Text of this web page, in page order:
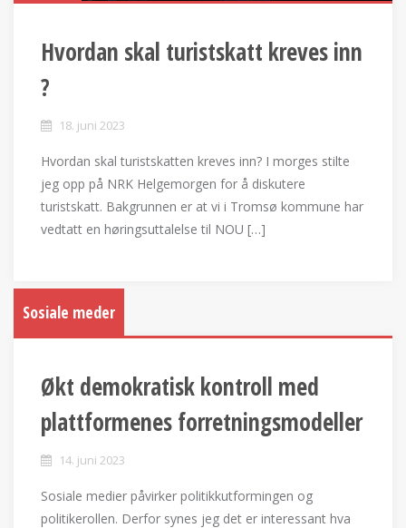
Hvordan skal turistskatt kreves inn
?
18. juni 2023
Hvordan skal turistskatten kreves inn? I morges stilte
jeg opp på NRK Helgemorgen for å diskutere
turistskatt. Bakgrunnen er at vi i Tromsø kommune har
vedtatt en høringsuttalelse til NOU […]
Sosiale meder
Økt demokratisk kontroll med
plattformenes forretningsmodeller
14. juni 2023
Sosiale medier påvirker politikkutformingen og
politikerollen. Derfor synes jeg det er interessant hva